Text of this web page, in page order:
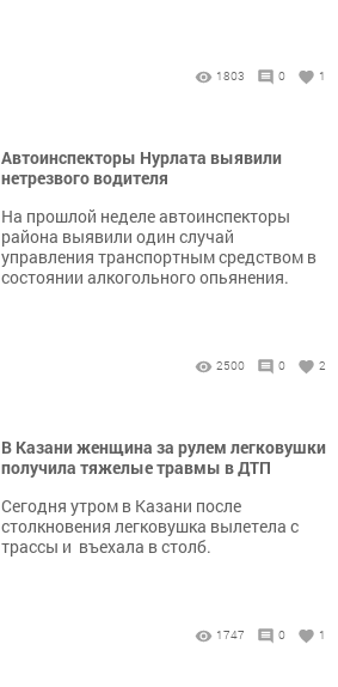
1803 0 1
Автоинспекторы Нурлата выявили
нетрезвого водителя
​​​​​​​На прошлой неделе автоинспекторы
района выявили один случай
управления транспортным средством в
состоянии алкогольного опьянения.
2500 0 2
В Казани женщина за рулем легковушки
получила тяжелые травмы в ДТП
​​​​​​​Сегодня утром в Казани после
столкновения легковушка вылетела с
трассы и въехала в столб.
1747 0 1